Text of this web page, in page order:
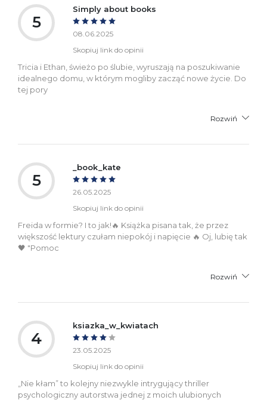
5
Simply about books
08.06.2025
Skopiuj link do opinii
Tricia i Ethan, świeżo po ślubie, wyruszają na poszukiwanie
idealnego domu, w którym mogliby zacząć nowe życie. Do
tej pory
Rozwiń
5
_book_kate
26.05.2025
Skopiuj link do opinii
Freida w formie? I to jak!🔥 Książka pisana tak, że przez
większość lektury czułam niepokój i napięcie 🔥 Oj, lubię tak
🖤 "Pomoc
Rozwiń
4
ksiazka_w_kwiatach
23.05.2025
Skopiuj link do opinii
„Nie kłam” to kolejny niezwykle intrygujący thriller
psychologiczny autorstwa jednej z moich ulubionych